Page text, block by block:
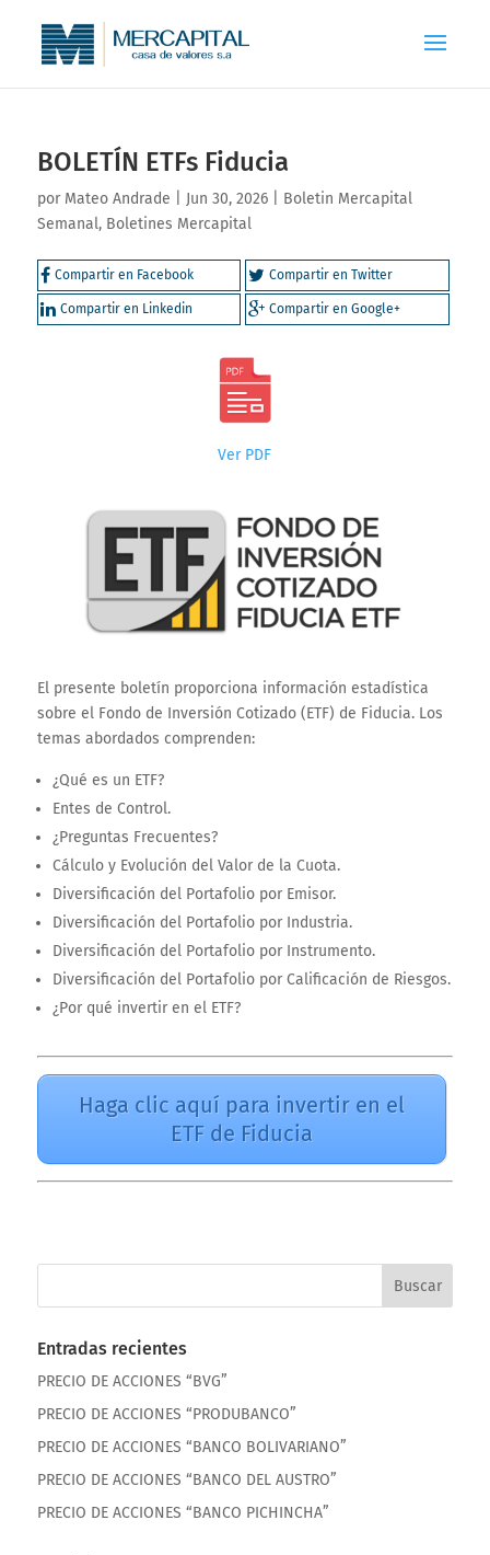
BOLETÍN ETFs Fiducia
por Mateo Andrade Jun 30, 2026| Boletin Mercapital
Semanal, Boletines Mercapital
Compartir en Facebook Compartir en Twitter
Compartir en Linkedin Compartir en Google+
Ver PDF
El presente boletín proporciona información estadística
sobre el Fondo de Inversión Cotizado (ETF) de Fiducia. Los
temas abordados comprenden:
¿Qué es un ETF?
Entes de Control.
¿Preguntas Frecuentes?
Cálculo y Evolución del Valor de la Cuota.
Diversificación del Portafolio por Emisor.
Diversificación del Portafolio por Industria.
Diversificación del Portafolio por Instrumento.
Diversificación del Portafolio por Calificación de Riesgos.
¿Por qué invertir en el ETF?
Haga clic aquí para invertir en el
ETF de Fiducia
Entradas recientes
PRECIO DE ACCIONES “BVG”
PRECIO DE ACCIONES “PRODUBANCO”
PRECIO DE ACCIONES “BANCO BOLIVARIANO”
PRECIO DE ACCIONES “BANCO DEL AUSTRO”
PRECIO DE ACCIONES “BANCO PICHINCHA”